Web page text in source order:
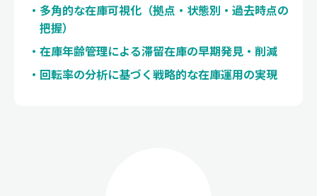
多角的な在庫可視化（拠点・状態別・過去時点の
把握）
在庫年齢管理による滞留在庫の早期発見・削減
回転率の分析に基づく戦略的な在庫運用の実現